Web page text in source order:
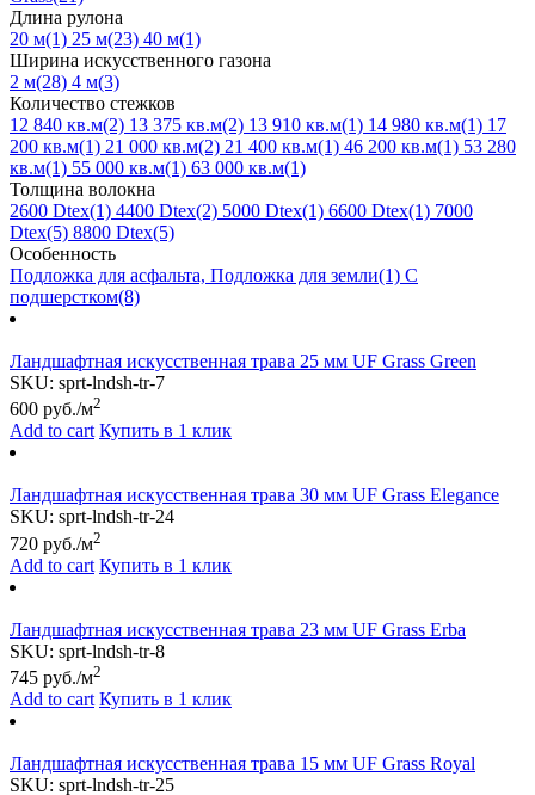
Длина рулона
20 м(1) 25 м(23) 40 м(1)
Ширина искусственного газона
2 м(28) 4 м(3)
Количество стежков
12 840 кв.м(2) 13 375 кв.м(2) 13 910 кв.м(1) 14 980 кв.м(1) 17
200 кв.м(1) 21 000 кв.м(2) 21 400 кв.м(1) 46 200 кв.м(1) 53 280
кв.м(1) 55 000 кв.м(1) 63 000 кв.м(1)
Толщина волокна
2600 Dtex(1) 4400 Dtex(2) 5000 Dtex(1) 6600 Dtex(1) 7000
Dtex(5) 8800 Dtex(5)
Особенность
Подложка для асфальта, Подложка для земли(1) С
подшерстком(8)
Ландшафтная искусственная трава 25 мм UF Grass Green
SKU: sprt-lndsh-tr-7
600 руб./м2
Add to cart Купить в 1 клик
Ландшафтная искусственная трава 30 мм UF Grass Elegance
SKU: sprt-lndsh-tr-24
720 руб./м2
Add to cart Купить в 1 клик
Ландшафтная искусственная трава 23 мм UF Grass Erba
SKU: sprt-lndsh-tr-8
745 руб./м2
Add to cart Купить в 1 клик
Ландшафтная искусственная трава 15 мм UF Grass Royal
SKU: sprt-lndsh-tr-25